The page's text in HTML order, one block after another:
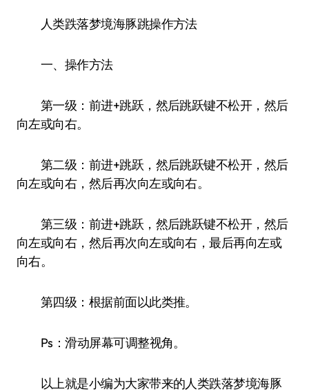
人类跌落梦境海豚跳操作方法
一、操作方法
第一级：前进+跳跃，然后跳跃键不松开，然后
向左或向右。
第二级：前进+跳跃，然后跳跃键不松开，然后
向左或向右，然后再次向左或向右。
第三级：前进+跳跃，然后跳跃键不松开，然后
向左或向右，然后再次向左或向右，最后再向左或
向右。
第四级：根据前面以此类推。
Ps：滑动屏幕可调整视角。
以上就是小编为大家带来的人类跌落梦境海豚